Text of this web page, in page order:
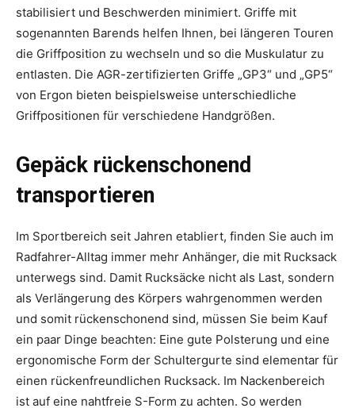
stabilisiert und Beschwerden minimiert. Griffe mit
sogenannten Barends helfen Ihnen, bei längeren Touren
die Griffposition zu wechseln und so die Muskulatur zu
entlasten. Die AGR-zertifizierten Griffe „GP3“ und „GP5“
von Ergon bieten beispielsweise unterschiedliche
Griffpositionen für verschiedene Handgrößen.
Gepäck rückenschonend
transportieren
Im Sportbereich seit Jahren etabliert, finden Sie auch im
Radfahrer-Alltag immer mehr Anhänger, die mit Rucksack
unterwegs sind. Damit Rucksäcke nicht als Last, sondern
als Verlängerung des Körpers wahrgenommen werden
und somit rückenschonend sind, müssen Sie beim Kauf
ein paar Dinge beachten: Eine gute Polsterung und eine
ergonomische Form der Schultergurte sind elementar für
einen rückenfreundlichen Rucksack. Im Nackenbereich
ist auf eine nahtfreie S-Form zu achten. So werden